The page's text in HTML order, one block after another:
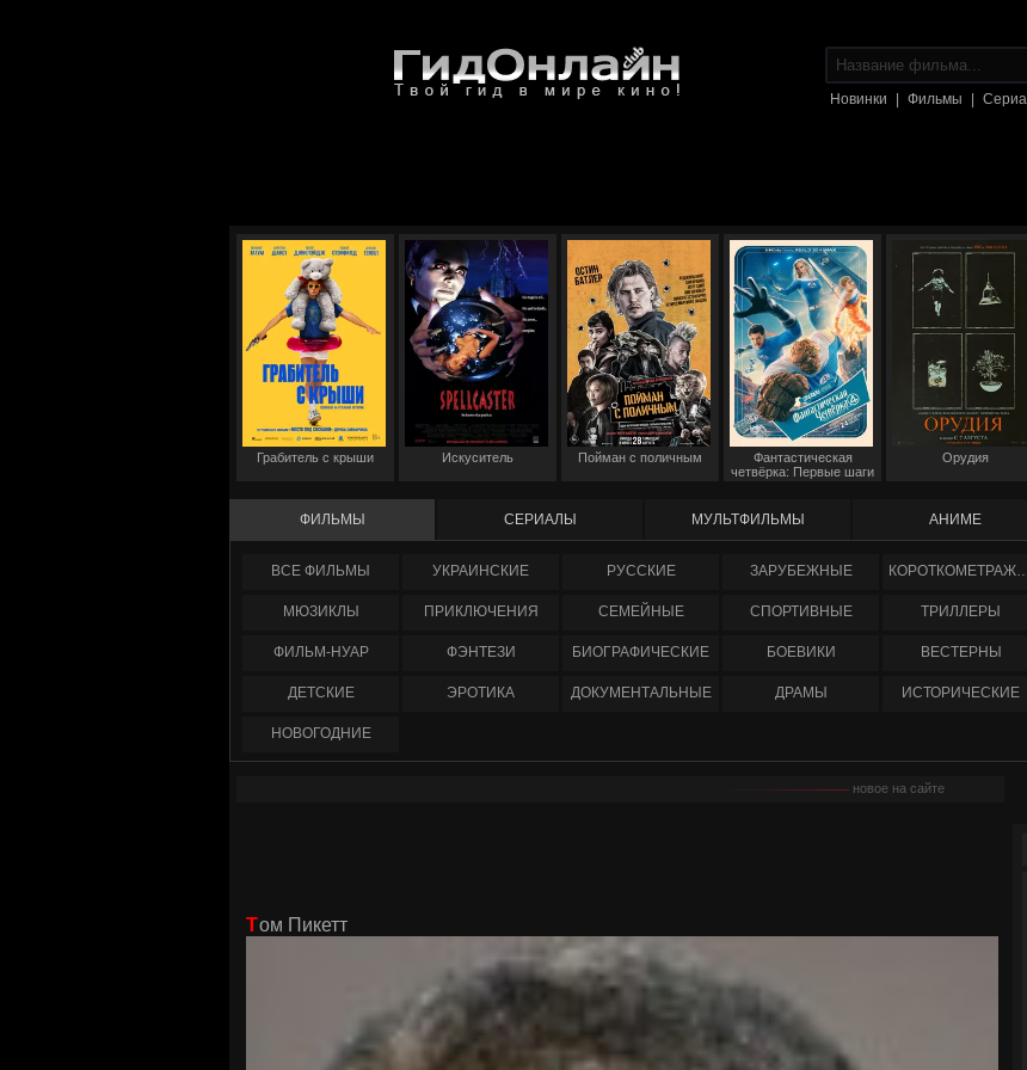
Новинки Фильмы
Грабитель с крыши Искуситель Пойман с поличным
Фантастическая
четвёрка: Первые шаги
Орудия
ФИЛЬМЫ СЕРИАЛЫ МУЛЬТФИЛЬМЫ АНИМЕ
ФИЛЬМЫ УКРАИНCКИЕ РУССКИЕ ЗАРУБЕЖНЫЕ
МЮЗИКЛЫ ПРИКЛЮЧЕНИЯ СЕМЕЙНЫЕ СПОРТИВНЫЕ ТРИЛЛЕРЫ
ФИЛЬМ-НУАР ФЭНТЕЗИ БИОГРАФИЧЕСКИЕ БОЕВИКИ ВЕСТЕРНЫ
ДЕТСКИЕ ЭРОТИКА ДОКУМЕНТАЛЬНЫЕ ДРАМЫ ИСТОРИЧЕСКИЕ
НОВОГОДНИЕ
новое на сайте
Том Пикетт